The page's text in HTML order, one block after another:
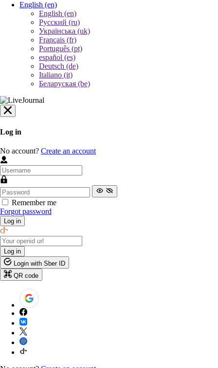
English (en)
English (en)
Русский (ru)
Українська (uk)
Français (fr)
Português (pt)
español (es)
Deutsch (de)
Italiano (it)
Беларуская (be)
Log in
No account? Create an account
Remember me
Forgot password
Log in
Log in
Login with Sber ID
QR code